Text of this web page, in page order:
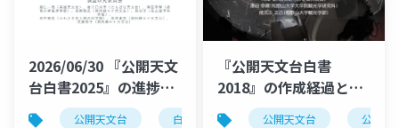
2026/06/30 『公開天文
台白書2025』の進捗と
結果の概要公開天文台 白書2025 調査システム
『公開天文台白書
2018』の作成経過と今
後の展望公開天文台 公開天